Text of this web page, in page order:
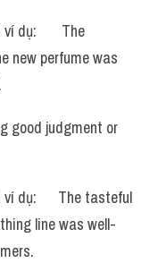
dụ:       The
new perfume was
good judgment or
dụ:      The tasteful
line was well-